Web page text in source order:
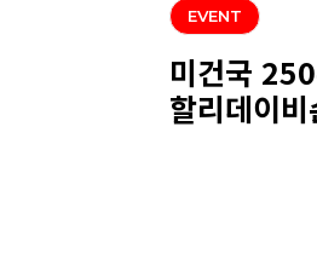
EVENT
미건국
할리데이